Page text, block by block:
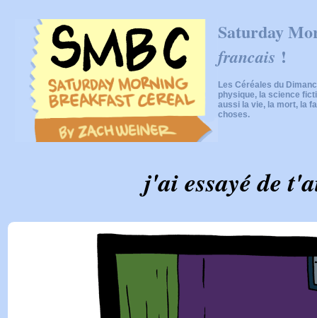
Saturday
francais !
Les Céréales du
physique, la science
aussi la vie, la mort, la
choses.
j'ai essayé de